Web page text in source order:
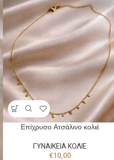
Επίχρυσο Ατσάλινο κολιέ
ΓΥΝΑΙΚΕΙΑ ΚΟΛΙΕ
€10,00